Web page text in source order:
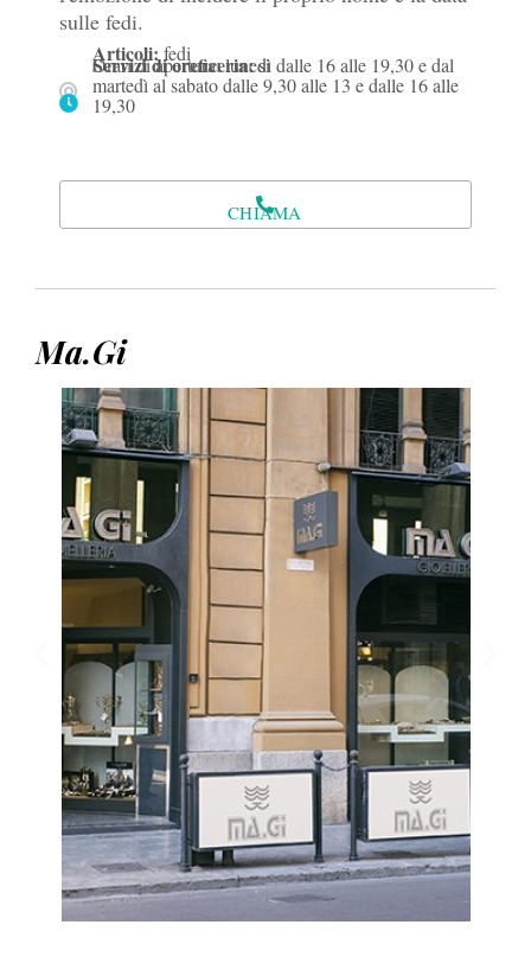
sulle fedi.
Articoli:fedi
Servizi di oreficeria:si
Orari di apertura: lunedì dalle 16 alle 19,30 e dal
martedì al sabato dalle 9,30 alle 13 e dalle 16 alle
19,30
CHIAMA
Ma.Gi